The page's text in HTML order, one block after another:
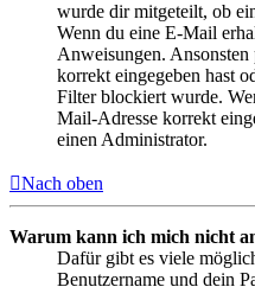
wurde dir mitgeteilt, ob
Wenn du eine E-Mail
Anweisungen.
korrekt eingegeben hast
Filter blockiert wurde.
Mail-Adresse korrekt
einen Administrator.
Nach oben
Warum kann ich mich nicht
Dafür gibt es viele
Benutzername und dein